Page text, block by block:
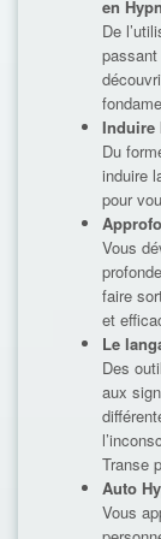
en
De
Induire
Du
induire
pour
Vous
faire
et
Le
Des
aux
Transe
Auto
Vous